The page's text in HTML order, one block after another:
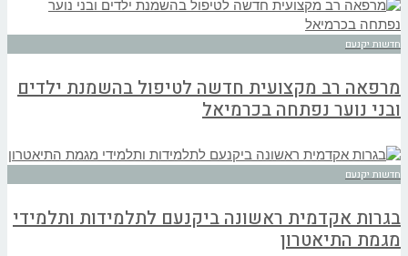
חדשות יקנעם
מרפאה רב מקצועית חדשה לטיפול בהשמנת ילדים
ובני נוער נפתחה בכרמיאל
חדשות יקנעם
בגרות אקדמית ראשונה ביקנעם לתלמידות ותלמידי
מגמת התיאטרון